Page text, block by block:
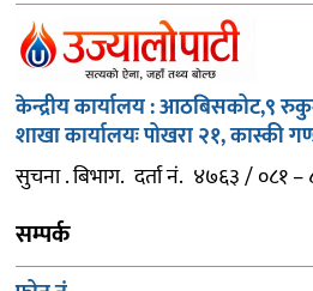
केन्द्रीय कार्यालय : आठबिसकोट,९
शाखा कार्यालयः पोखरा २१, कास्की
सुचना . बिभाग. दर्ता नं. ४७६३ / ०८१ –
सम्पर्क